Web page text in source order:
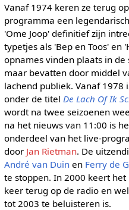
Vanaf 1974 keren ze terug
programma een
'Ome Joop' definitief zijn
typetjes als 'Bep en Toos' en
opnames vinden plaats in de
maar bevatten door middel
lachend publiek. Vanaf
onder de titel De Lach Of Ik
wordt na twee seizoenen
na het nieuws van 11:00 is
onderdeel van het live-
door Jan Rietman. De
André van Duinen Ferry de
te stoppen. In 2000 keert
keer terug op de radio en
tot 2003 te beluisteren is.